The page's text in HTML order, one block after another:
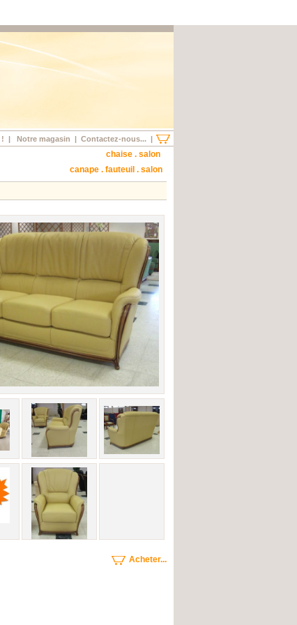
! | Notre magasin | Contactez-nous... |
chaise . salon
canape . fauteuil . salon
Acheter...